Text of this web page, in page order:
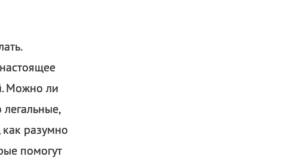
Можно ли
разумно
помогут